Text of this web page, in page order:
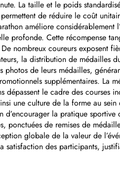
La taille et le poids
de réduire le coût
améliore considérablement
profonde. Cette récompense
nombreux coureurs exposent
la distribution de
photos de leurs médailles,
supplémentaires. La
dépassent le cadre des courses
une culture de la forme au
la pratique
ponctuées de remises de
globale de la valeur de
des participants,